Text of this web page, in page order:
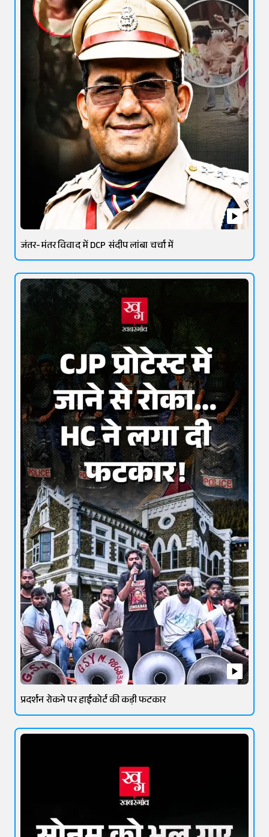
जंतर-मंतर विवाद में DCP संदीप लांबा चर्चा में
प्रदर्शन रोकने पर हाईकोर्ट की कड़ी फटकार